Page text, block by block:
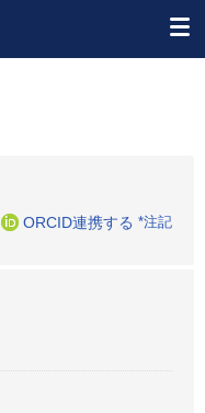
ORCID連携する *注記